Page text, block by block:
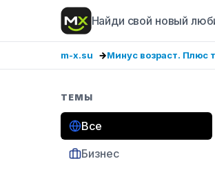
Найди свой новый
m-x.su Минус возраст. Плюс
ТЕМЫ
Все
Бизнес